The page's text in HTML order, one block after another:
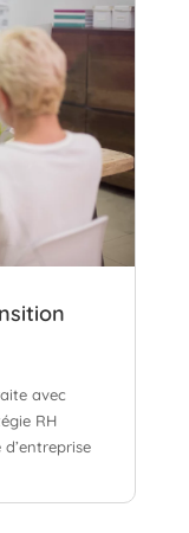
avec
RH